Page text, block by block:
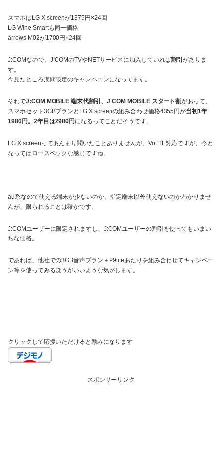
スマホはLG X screenが1375円×24回
LG Wine Smartも同一価格
arrows M02が1700円×24回
J:COMなので、J:COMのTVやNETサービスに加入していれば割引 がありま
す。
今見たところ期間限定のキャンペーンになってます。
それでJ:COM MOBILE 端末代割引、J:COM MOBILE スタート割があって、
スマホセット3GBプランとLG X screenの組み合わせ価格4355円が当初1年
1980円。2年目は2980円になるってことだそうです。
LG X screenってあんまり聞いたことありませんが、VoLTE対応ですが、今と
なってはロースペックな感じですね。
au系なので使える端末が少ないのか、指定端末以外使えないのかわかりませ
んが、限られることは確かです。
J:COMユーザーに限定されますし、J:COMユーザーの割引を使ってもいまい
ちな価格。
であれば、他社での3GB音声プラン＋P9liteあたりを組み合わせてキャンペー
ン等を使ってみるほうがいいような気がします。
クリックして応援いただけると励みになります
スポンサーリンク